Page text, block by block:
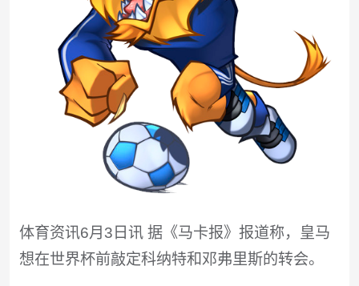
体育资讯6月3日讯 据《马卡报》报道称，皇马
想在世界杯前敲定科纳特和邓弗里斯的转会。